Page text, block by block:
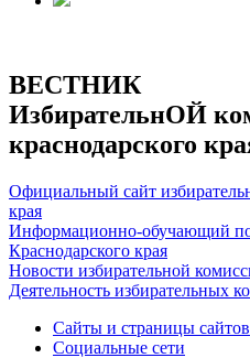
ВЕСТНИК
ИзбирательнОЙ
краснодарского
Официальный сайт
края
Информационно-обучающий
Краснодарского края
Новости избирательной
Деятельность избирательных
Сайты и страницы сайтов
Социальные сети